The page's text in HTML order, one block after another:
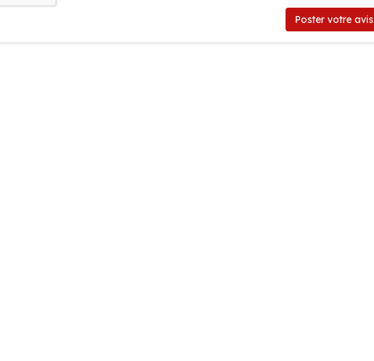
Poster votre avis